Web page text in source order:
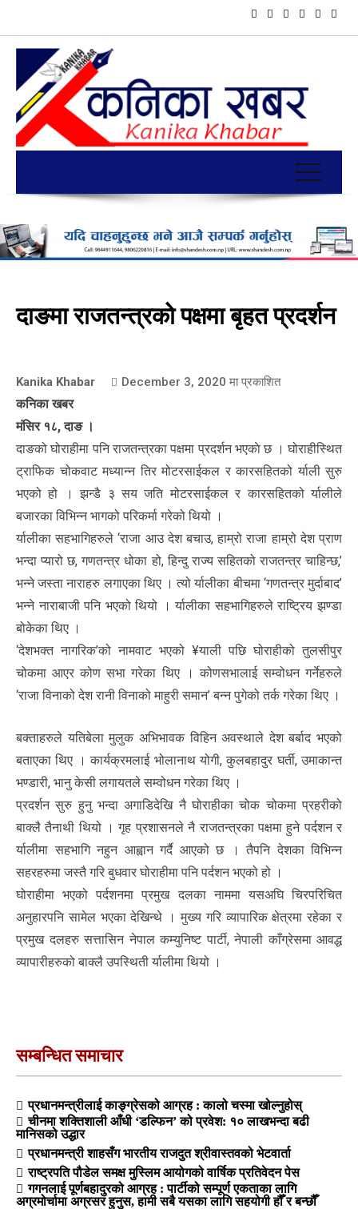
दाङमा राजतन्त्रको पक्षमा बृहत प्रदर्शन
Kanika Khabar December 3, 2020 मा प्रकाशित
कनिका खबर
मंसिर १८, दाङ ।
दाङको घोराहीमा पनि राजतन्त्रका पक्षमा प्रदर्शन भएकाे छ । घोराहीस्थित
ट्राफिक चोकवाट मध्यान्न तिर मोटरसाईकल र कारसहितको र्याली सुरु
भएको हो । झन्डै ३ सय जति मोटरसाईकल र कारसहितको र्यालीले
बजारका विभिन्न भागको परिकर्मा गरेको थियो ।
र्यालीका सहभागिहरुले ‘राजा आउ देश बचाउ, हाम्रो राजा हाम्रो देश प्राण
भन्दा प्यारो छ, गणतन्त्र धोका हो, हिन्दु राज्य सहितको राजतन्त्र चाहिन्छ,’
भन्ने जस्ता नाराहरु लगाएका थिए । त्यो र्यालीका बीचमा ‘गणतन्त्र मुर्दाबाद’
भन्ने नाराबाजी पनि भएको थियो । र्यालीका सहभागिहरुले राष्ट्रिय झण्डा
बोकेका थिए ।
‘देशभक्त नागरिक’को नामवाट भएको ¥याली पछि घोराहीको तुलसीपुर
चोकमा आएर कोण सभा गरेका थिए । कोणसभालाई सम्वोधन गर्नेहरुले
‘राजा विनाको देश रानी विनाको माहुरी समान’ बन्न पुगेको तर्क गरेका थिए ।
बक्ताहरुले यतिबेला मुलुक अभिभावक विहिन अवस्थाले देश बर्बाद भएको
बताएका थिए । कार्यक्रमलाई भोलानाथ योगी, कुलबहादुर घर्ती, उमाकान्त
भण्डारी, भानु केसी लगायतले सम्वोधन गरेका थिए ।
प्रदर्शन सुरु हुनु भन्दा अगाडिदेखि नै घोराहीका चोक चोकमा प्रहरीको
बाक्लै तैनाथी थियो । गृह प्रशासनले नै राजतन्त्रका पक्षमा हुने पर्दशन र
र्यालीमा सहभागि नहुन आह्वान गर्दै आएको छ । तैपनि देशका विभिन्न
सहरहरुमा जस्तै गरि बुधवार घोराहीमा पनि पर्दशन भएको हो ।
घोराहीमा भएको पर्दशनमा प्रमुख दलका नाममा यसअघि चिरपरिचित
अनुहारपनि सामेल भएका देखिन्थे । मुख्य गरि व्यापारिक क्षेत्रमा रहेका र
प्रमुख दलहरु सत्तासिन नेपाल कम्युनिष्ट पार्टी, नेपाली काँग्रेसमा आवद्ध
व्यापारीहरुको बाक्लै उपस्थिती र्यालीमा थियो ।
सम्बन्धित समाचार
प्रधानमन्त्रीलाई काङ्ग्रेसको आग्रह : कालो चस्मा खोल्नुहोस्
चीनमा शक्तिशाली आँधी ‘डल्फिन’ को प्रवेश: १० लाखभन्दा बढी
मानिसको उद्धार
प्रधानमन्त्री शाहसँग भारतीय राजदुत श्रीवास्तवको भेटवार्ता
राष्ट्रपति पौडेल समक्ष मुस्लिम आयोगको वार्षिक प्रतिवेदन पेस
गगनलाई पूर्णबहादुरको आग्रह : पार्टीको सम्पूर्ण एकताका लागि
अग्रमोर्चामा अग्रसर हुनुस, हामी सबै यसका लागि सहयोगी हौँ र बन्छौँ